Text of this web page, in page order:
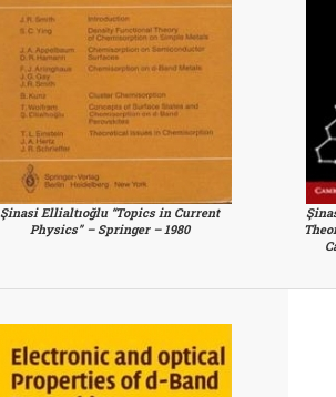
Şinasi Ellialtıoğlu “Topics in Current
Physics” – Springer – 1980